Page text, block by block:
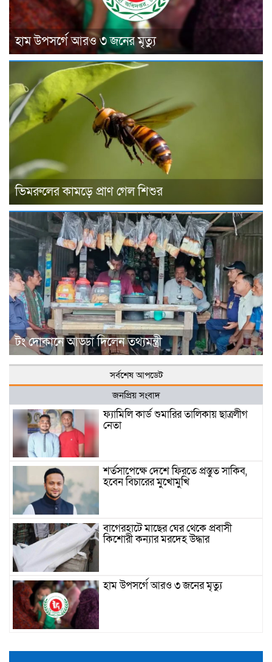
হাম উপসর্গে আরও ৩ জনের মৃত্যু
ভিমরুলের কামড়ে প্রাণ গেল শিশুর
টং দোকানে আড্ডা দিলেন তথ্যমন্ত্রী
সর্বশেষ আপডেট
জনপ্রিয় সংবাদ
ফ্যামিলি কার্ড শুমারির তালিকায় ছাত্রলীগ
নেতা
শর্তসাপেক্ষে দেশে ফিরতে প্রস্তুত সাকিব,
হবেন বিচারের মুখোমুখি
বাগেরহাটে মাছের ঘের থেকে প্রবাসী
কিশোরী কন্যার মরদেহ উদ্ধার
হাম উপসর্গে আরও ৩ জনের মৃত্যু